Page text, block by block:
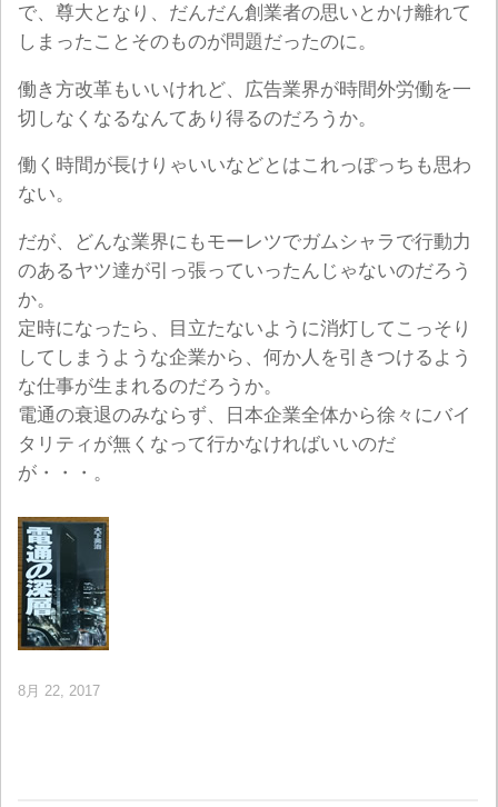
で、尊大となり、だんだん創業者の思いとかけ離れて
しまったことそのものが問題だったのに。
働き方改革もいいけれど、広告業界が時間外労働を一
切しなくなるなんてあり得るのだろうか。
働く時間が長けりゃいいなどとはこれっぽっちも思わ
ない。
だが、どんな業界にもモーレツでガムシャラで行動力
のあるヤツ達が引っ張っていったんじゃないのだろう
か。
定時になったら、目立たないように消灯してこっそり
してしまうような企業から、何か人を引きつけるよう
な仕事が生まれるのだろうか。
電通の衰退のみならず、日本企業全体から徐々にバイ
タリティが無くなって行かなければいいのだ
が・・・。
8月 22, 2017